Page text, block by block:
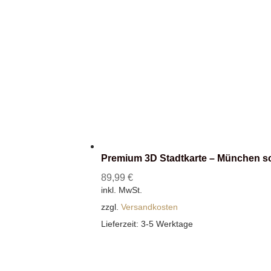
Premium 3D Stadtkarte – München
89,99€
inkl. MwSt.
zzgl.Versandkosten
Lieferzeit:3-5 Werktage